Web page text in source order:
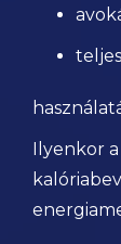
Ilyenkor